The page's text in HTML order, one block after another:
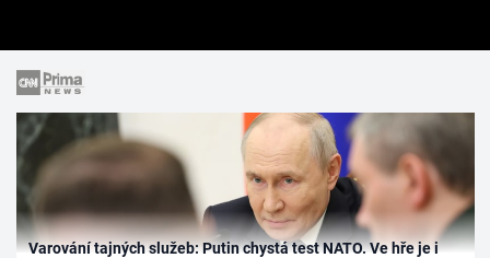
Varování tajných služeb: Putin chystá test NATO. Ve hře je i